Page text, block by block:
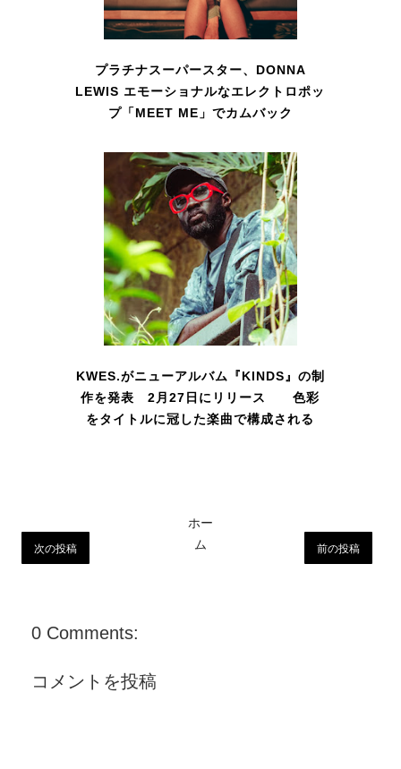
プラチナスーパースター、DONNA
LEWIS エモーショナルなエレクトロポッ
プ「MEET ME」でカムバック
KWES.がニューアルバム『KINDS』の制
作を発表 2月27日にリリース 色彩
をタイトルに冠した楽曲で構成される
次の投稿 前の投稿
ホー
ム
0 Comments:
コメントを投稿